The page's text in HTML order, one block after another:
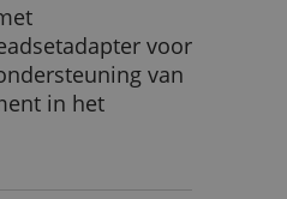
voor
van
in het